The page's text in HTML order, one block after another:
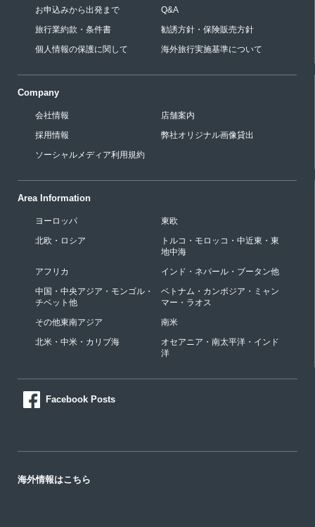
お申込みから出発まで
Q&A
旅行業約款・条件書
勧誘方針・保険販売方針
個人情報の保護に関して
海外旅行実施基準について
Company
会社情報
店舗案内
採用情報
弊社オリジナル画像貸出
ソーシャルメディア利用規約
Area Information
ヨーロッパ
東欧
北欧・ロシア
トルコ・モロッコ・中近東・東
地中海
アフリカ
インド・ネパール・ブータン他
中国・中央アジア・モンゴル・
チベット他
ベトナム・カンボジア・ミャン
マー・ラオス
その他東南アジア
南米
北米・中米・カリブ海
オセアニア・南太平洋・インド
洋
Facebook Posts
海外情報はこちら